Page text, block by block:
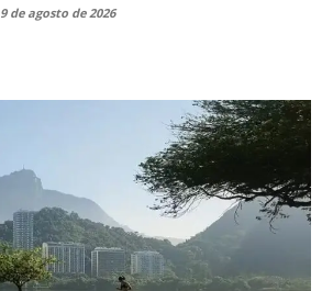
9 de agosto de 2026